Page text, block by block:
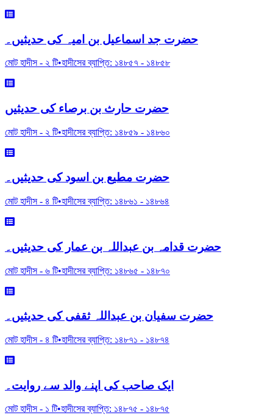
حضرت جد اسماعیل بن امیہ کی حدیثیں۔
মোট হাদীস - ২ টি•হাদীসের ব্যাপ্তি: ১৪৮৫৭ - ১৪৮৫৮
حضرت حارث بن برصاء کی حدیثیں
মোট হাদীস - ২ টি•হাদীসের ব্যাপ্তি: ১৪৮৫৯ - ১৪৮৬০
حضرت مطیع بن اسود کی حدیثیں۔
মোট হাদীস - ৪ টি•হাদীসের ব্যাপ্তি: ১৪৮৬১ - ১৪৮৬৪
حضرت قدامہ بن عبداللہ بن عمار کی حدیثیں۔
মোট হাদীস - ৬ টি•হাদীসের ব্যাপ্তি: ১৪৮৬৫ - ১৪৮৭০
حضرت سفیان بن عبداللہ ثقفی کی حدیثیں۔
মোট হাদীস - ৪ টি•হাদীসের ব্যাপ্তি: ১৪৮৭১ - ১৪৮৭৪
ایک صاحب کی اپنے والد سے روایت۔
মোট হাদীস - ১ টি•হাদীসের ব্যাপ্তি: ১৪৮৭৫ - ১৪৮৭৫